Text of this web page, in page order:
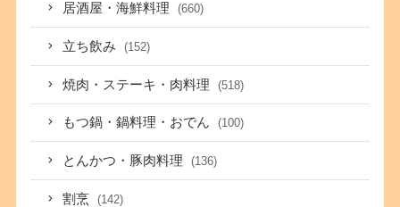
居酒屋・海鮮料理 (660)
立ち飲み (152)
焼肉・ステーキ・肉料理 (518)
もつ鍋・鍋料理・おでん (100)
とんかつ・豚肉料理 (136)
割烹 (142)